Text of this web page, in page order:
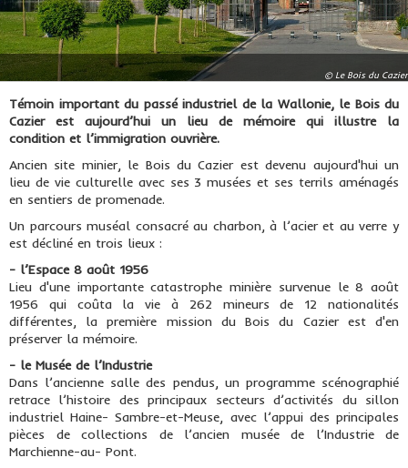
© Le Bois du Cazier
Témoin important du passé industriel de la Wallonie, le Bois du
Cazier est aujourd’hui un lieu de mémoire qui illustre la
condition et l’immigration ouvrière.
Ancien site minier, le Bois du Cazier est devenu aujourd'hui un
lieu de vie culturelle avec ses 3 musées et ses terrils aménagés
en sentiers de promenade.
Un parcours muséal consacré au charbon, à l’acier et au verre y
est décliné en trois lieux :
- l’Espace 8 août 1956
Lieu d'une importante catastrophe minière survenue le 8 août
1956 qui coûta la vie à 262 mineurs de 12 nationalités
différentes, la première mission du Bois du Cazier est d'en
préserver la mémoire.
- le Musée de l’Industrie
Dans l’ancienne salle des pendus, un programme scénographié
retrace l’histoire des principaux secteurs d’activités du sillon
industriel Haine- Sambre-et-Meuse, avec l’appui des principales
pièces de collections de l’ancien musée de l’Industrie de
Marchienne-au- Pont.